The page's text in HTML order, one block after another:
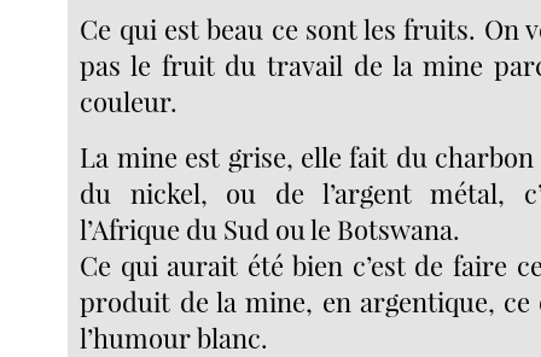
Ce qui est beau ce sont les fruits. On
pas le fruit du travail de la mine
couleur.
La mine est grise, elle fait du
du nickel, ou de l’argent métal,
l’Afrique du Sud ou le Botswana.
Ce qui aurait été bien c’est de faire
produit de la mine, en argentique, ce
l’humour blanc.